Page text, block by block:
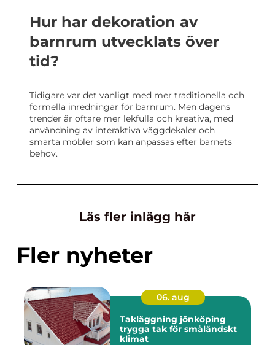
Hur har dekoration av
barnrum utvecklats över
tid?
Tidigare var det vanligt med mer traditionella och
formella inredningar för barnrum. Men dagens
trender är oftare mer lekfulla och kreativa, med
användning av interaktiva väggdekaler och
smarta möbler som kan anpassas efter barnets
behov.
Läs fler inlägg här
Fler nyheter
06. aug
Takläggning jönköping
trygga tak för småländskt
klimat